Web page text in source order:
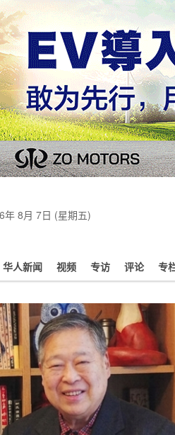
年 8月 7日 (星期五)
华人新闻 视频 专访 评论 专